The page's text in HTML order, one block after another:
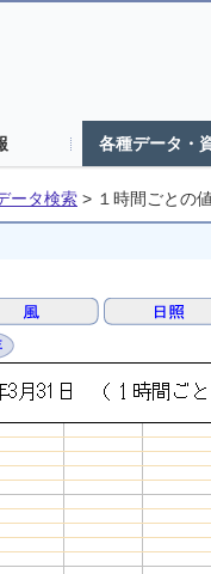
各種データ・
ータ検索 > １時間ごとの